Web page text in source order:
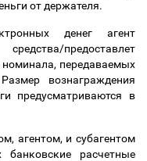
от держателя.
денег агент
предоставлет
передаваемых
вознаграждения
предусматриваются в
агентом, и субагентом
расчетные